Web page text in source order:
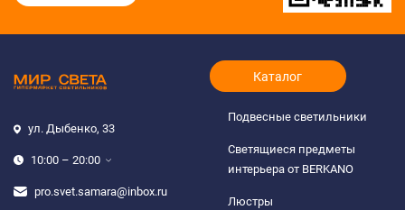
ул. Дыбенко, 33
10:00 – 20:00
pro.svet.samara@inbox.ru
Каталог
Подвесные светильники
Светящиеся предметы
интерьера от BERKANO
Люстры